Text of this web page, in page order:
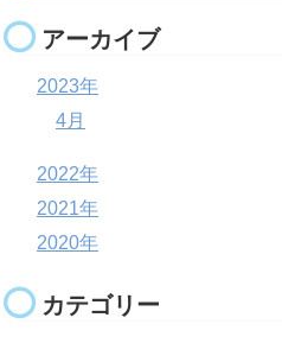
アーカイブ
2023年
4月
2022年
2021年
2020年
カテゴリー